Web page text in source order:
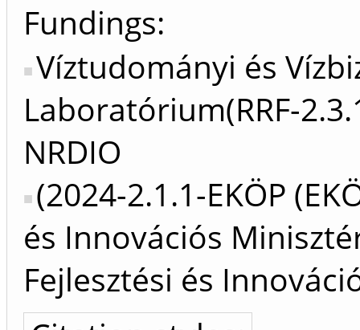
Fundings:
Víztudományi és
Laboratórium(RRF-
NRDIO
(2024-2.1.1-EKÖP
és Innovációs
Fejlesztési és